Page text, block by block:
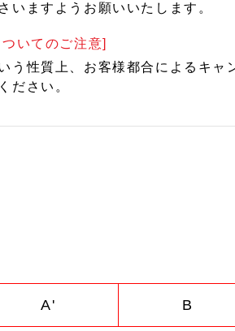
いますようお願いいたします。
いてのご注意]
う性質上、お客様都合によるキ
ださい。
A' B